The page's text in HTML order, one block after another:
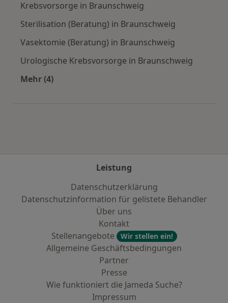
Krebsvorsorge in Braunschweig
Sterilisation (Beratung) in Braunschweig
Vasektomie (Beratung) in Braunschweig
Urologische Krebsvorsorge in Braunschweig
Mehr (4)
Leistung
Datenschutzerklärung
Datenschutzinformation für gelistete Behandler
Über uns
Kontakt
Stellenangebote
Wir stellen ein!
Allgemeine Geschäftsbedingungen
Partner
Presse
Wie funktioniert die Jameda Suche?
Impressum